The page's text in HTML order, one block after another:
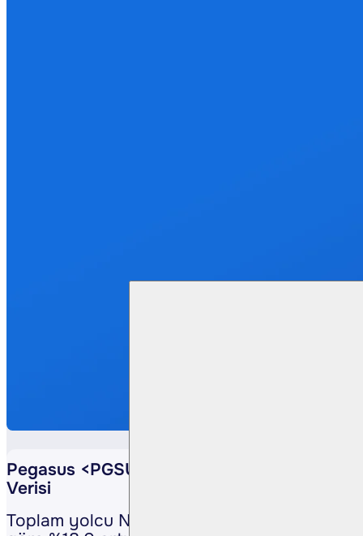
Pegasus <PGSUS TI> Nisan 25 Yolcu
Verisi
Toplam yolcu Nisan´25´te bir önceki yıla